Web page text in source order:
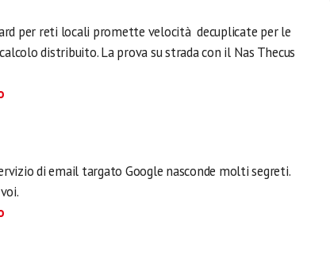
per reti locali promette velocità decuplicate per le
distribuito. La prova su strada con il Nas Thecus
di email targato Google nasconde molti segreti.